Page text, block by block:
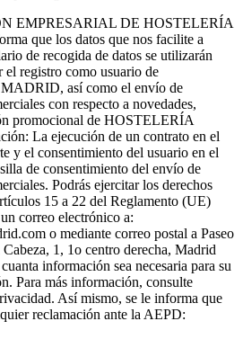
EMPRESARIAL DE HOSTELERÍA
que los datos que nos facilite a
de recogida de datos se utilizarán
el registro como usuario de
así como el envío de
con respecto a novedades,
promocional de HOSTELERÍA
La ejecución de un contrato en el
y el consentimiento del usuario en el
de consentimiento del envío de
Podrás ejercitar los derechos
15 a 22 del Reglamento (UE)
correo electrónico a:
o mediante correo postal a Paseo
1, 1o centro derecha, Madrid
información sea necesaria para su
Para más información, consulte
Así mismo, se le informa que
reclamación ante la AEPD: